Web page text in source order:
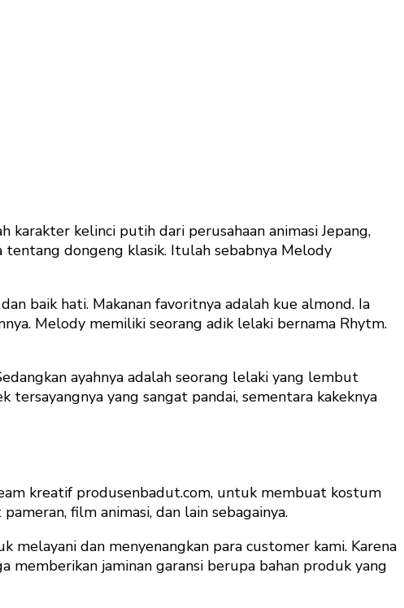
kelinci putih dari perusahaan animasi Jepang,
dongeng klasik. Itulah sebabnya Melody
baik hati. Makanan favoritnya adalah kue almond. Ia
Melody memiliki seorang adik lelaki bernama Rhytm.
ayahnya adalah seorang lelaki yang lembut
yang sangat pandai, sementara kakeknya
kreatif produsenbadut.com, untuk membuat kostum
film animasi, dan lain sebagainya.
melayani dan menyenangkan para customer kami. Karena
memberikan jaminan garansi berupa bahan produk yang